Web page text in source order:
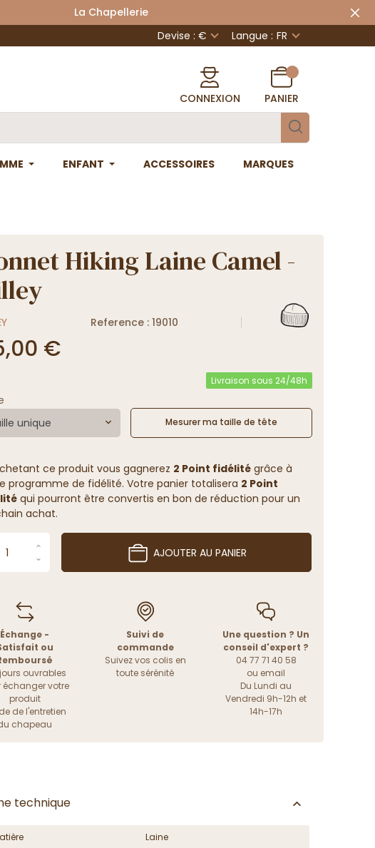
La Chapellerie
Devise : € Langue : FR
CONNEXION PANIER
ENFANT ACCESSOIRES MARQUES
Hiking Laine Camel -
Reference : 19010
€
Livraison sous 24/48h
unique
Mesurer ma taille de tête
ce produit vous gagnerez 2 Point fidélitégrâce à
programme de fidélité. Votre panier totalisera 2 Point
qui pourront être convertis en bon de réduction pour un
achat.
AJOUTER AU PANIER
Échange -
ou
ouvrables
échanger votre
produit
de l'entretien
chapeau
Suivi de
commande
Suivez vos colis en
toute sérénité
Une question ? Un
conseil d'expert ?
04 77 71 40 58
ou email
Du Lundi au
Vendredi 9h-12h et
14h-17h
technique
Laine